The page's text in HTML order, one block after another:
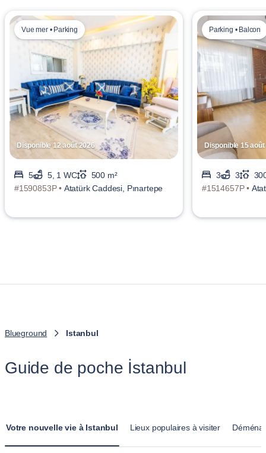
Disponible 12 août 2026
Vue mer • Parking
5 5, 1 WC
500 m²
#1590853P • Atatürk Caddesi, Pınartepe
Disponible 15
Parking • Balcon
3 3
#1514657P •
Blueground Istanbul
Guide de poche İstanbul
Votre nouvelle vie à Istanbul Lieux populaires à visiter